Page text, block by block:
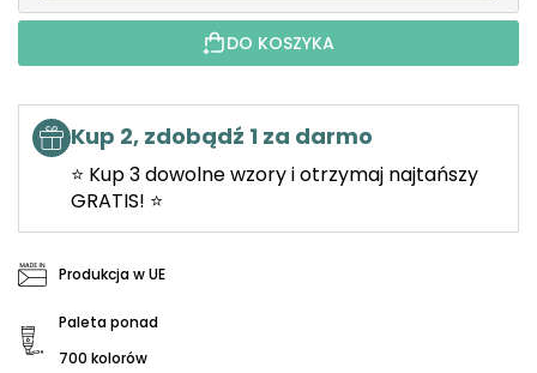
DO KOSZYKA
Kup 2, zdobądź 1 za darmo
⭐ Kup 3 dowolne wzory i otrzymaj najtańszy
GRATIS! ⭐
Produkcja w UE
Paleta ponad
700 kolorów